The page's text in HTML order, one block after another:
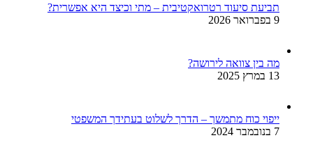
תביעת סיעוד רטרואקטיבית – מתי וכיצד היא אפשרית?
9 בפברואר 2026
מה בין צוואה לירושה?
13 במרץ 2025
ייפוי כוח מתמשך – הדרך לשלוט בעתידך המשפטי
7 בנובמבר 2024